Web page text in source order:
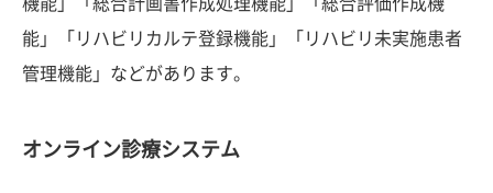
能」「リハビリカルテ登録機能」「リハビリ未実施患者
管理機能」などがあります。
オンライン診療システム